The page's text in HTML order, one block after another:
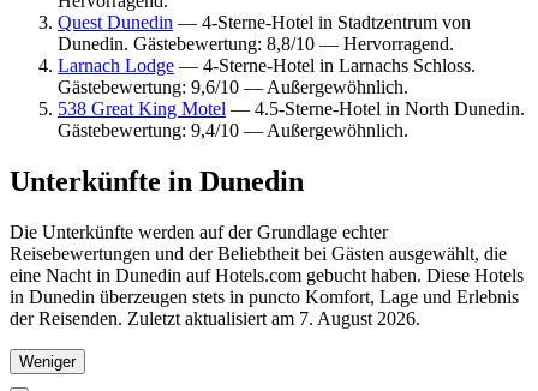
Quest Dunedin — 4-Sterne-Hotel in Stadtzentrum von
Dunedin. Gästebewertung: 8,8/10 — Hervorragend.
Larnach Lodge — 4-Sterne-Hotel in Larnachs Schloss.
Gästebewertung: 9,6/10 — Außergewöhnlich.
538 Great King Motel — 4.5-Sterne-Hotel in North Dunedin.
Gästebewertung: 9,4/10 — Außergewöhnlich.
Unterkünfte in Dunedin
Die Unterkünfte werden auf der Grundlage echter
Reisebewertungen und der Beliebtheit bei Gästen ausgewählt, die
eine Nacht in Dunedin auf Hotels.com gebucht haben. Diese Hotels
in Dunedin überzeugen stets in puncto Komfort, Lage und Erlebnis
der Reisenden. Zuletzt aktualisiert am 7. August 2026.
Weniger